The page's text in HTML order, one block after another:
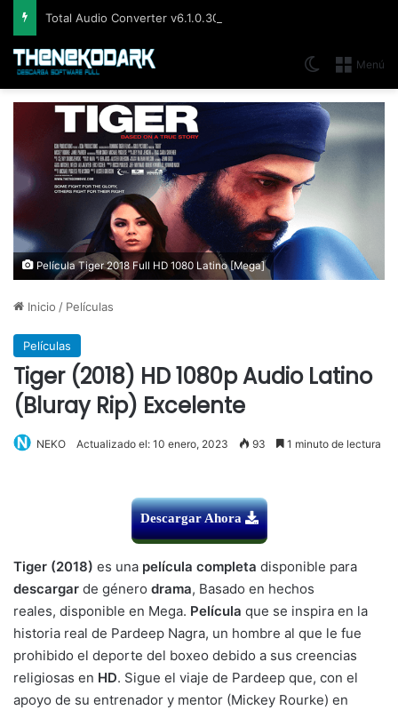
Menú
Switch skin
Película Tiger 2018 Full HD 1080 Latino [Mega]
Inicio / Películas
Películas
Tiger (2018) HD 1080p Audio Latino
(Bluray Rip) Excelente
NEKO Actualizado el: 10 enero, 2023 93 1 minuto de lectura
Descargar Ahora
Tiger (2018) es una película completa disponible para
descargar de género drama, Basado en hechos
reales, disponible en Mega. Película que se inspira en la
historia real de Pardeep Nagra, un hombre al que le fue
prohibido el deporte del boxeo debido a sus creencias
religiosas en HD. Sigue el viaje de Pardeep que, con el
apoyo de su entrenador y mentor (Mickey Rourke) en